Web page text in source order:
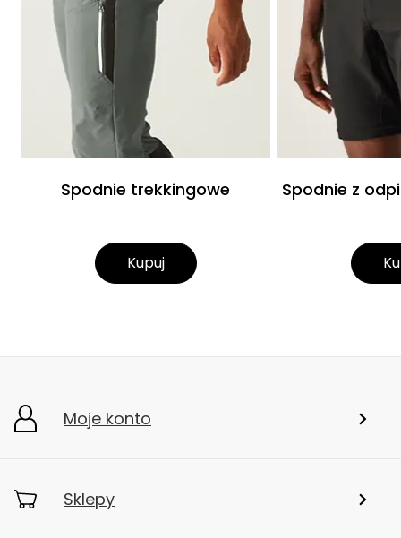
Spodnie trekkingowe
Kupuj
Spodnie z
Moje konto
Sklepy